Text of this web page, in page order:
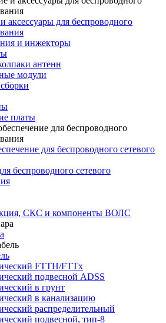
для беспроводного
и инжекторы
антенн
модули
платы
для беспроводного сетевого
беспроводного сетевого
СКС и компоненты ВОЛС
FTTH/FTTx
подвесной ADSS
в грунт
в канализацию
распределительный
подвесной, тип-8